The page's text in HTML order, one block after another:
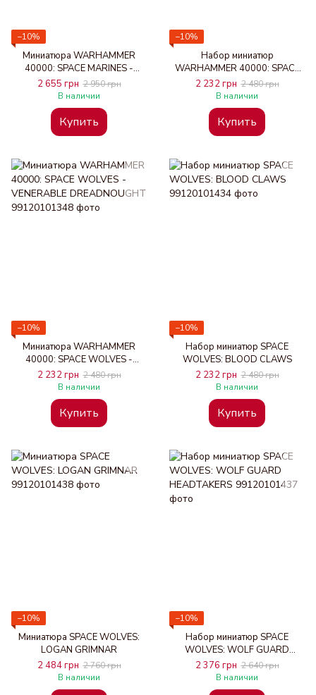
−10%
Миниатюра WARHAMMER
40000: SPACE MARINES -
VINDICATOR
2 655 грн 2 950 грн
В наличии
Купить
−10%
Набор миниатюр
WARHAMMER 40000: SPACE
WOLVES - THUNDERWOLF
CAVALRY
2 232 грн 2 480 грн
В наличии
Купить
−10%
Миниатюра WARHAMMER
40000: SPACE WOLVES -
VENERABLE DREADNOUGHT
2 232 грн 2 480 грн
В наличии
Купить
−10%
Набор миниатюр SPACE
WOLVES: BLOOD CLAWS
2 232 грн 2 480 грн
В наличии
Купить
−10%
Миниатюра SPACE WOLVES:
LOGAN GRIMNAR
2 484 грн 2 760 грн
В наличии
−10%
Набор миниатюр SPACE
WOLVES: WOLF GUARD
HEADTAKERS
2 376 грн 2 640 грн
В наличии